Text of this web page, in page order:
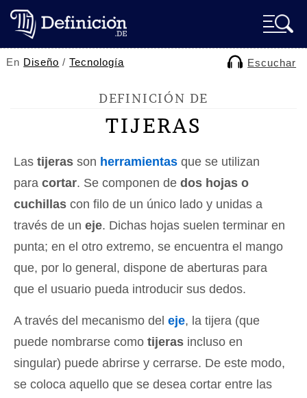
En Diseño /Tecnología Escuchar
DEFINICIÓN DE
TIJERAS
Las tijeras son herramientas que se utilizan
para cortar. Se componen de dos hojas o
cuchillas con filo de un único lado y unidas a
través de un eje. Dichas hojas suelen terminar en
punta; en el otro extremo, se encuentra el mango
que, por lo general, dispone de aberturas para
que el usuario pueda introducir sus dedos.
A través del mecanismo del eje, la tijera (que
puede nombrarse como tijeras incluso en
singular) puede abrirse y cerrarse. De este modo,
se coloca aquello que se desea cortar entre las